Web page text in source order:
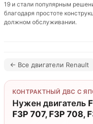
19 и стали популярным
благодаря простоте
должном обслуживании.
← Все двигатели Renault
КОНТРАКТНЫЙ ДВС С
Нужен двигатель
F3P 707, F3P 708,